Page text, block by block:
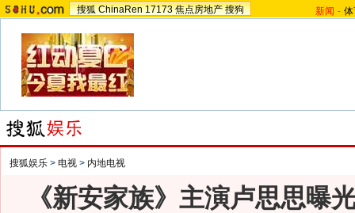
搜狐 ChinaRen 17173 焦点房地产 搜狗 新闻 -
搜狐娱乐 > 电视 > 内地电视
《新安家族》主演卢思思曝